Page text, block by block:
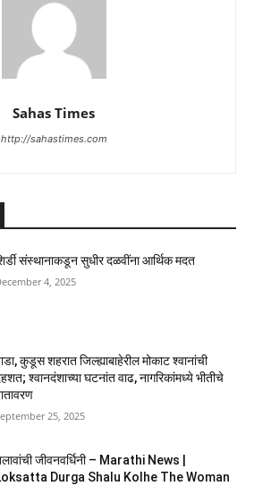
Sahas Times
http://sahastimes.com
संस्थानाकडून सुधीर दळवींना आर्थिक मदत
4, 2025
कुडूस शहरात जिल्ह्याबाहेरील मोकाट श्वानांची
श्वानदंशाच्या घटनांत वाढ, नागरिकांमध्ये भीतीचे
25, 2025
जीवनवर्धिनी – Marathi News |
Durga Shalu Kolhe The Woman